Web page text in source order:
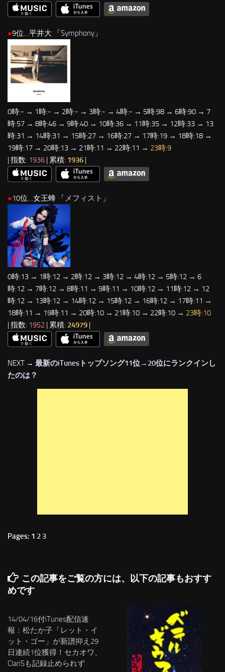
●9位…平井大 「Symphony 」
0時:- → 1時:- → 2時:- → 3時:- → 4時:- → 5時:98 → 6時:90 → 7
時:57 → 8時:46 → 9時:40 → 10時:36 → 11時:35 → 12時:33 → 13
時:31 → 14時:31 → 15時:27 → 16時:27 → 17時:19 → 18時:18 →
19時:17 → 20時:13 → 21時:11 → 22時:11 → 23時:9
| 指数: 1936 | 累積: 1936 |
●10位…女王蜂 「メフィスト 」
0時:13 → 1時:12 → 2時:12 → 3時:12 → 4時:12 → 5時:12 → 6
時:12 → 7時:12 → 8時:11 → 9時:11 → 10時:12 → 11時:12 → 12
時:12 → 13時:12 → 14時:12 → 15時:12 → 16時:12 → 17時:11 →
18時:11 → 19時:11 → 20時:10 → 21時:10 → 22時:10 → 23時:10
| 指数: 1952 | 累積: 24979 |
NEXT → 最新のiTunesトップソング11位→20位にランクインし
たのは？
Pages: 1 2 3
この記事をご覧の方には、以下の記事もおすす
めです
14/04/16付iTunes配信速
報：松たか子「レット・イ
ット・ゴー」が新譜抑え29
日連続1位獲得！セカオワ、
ClariSも記録止められず